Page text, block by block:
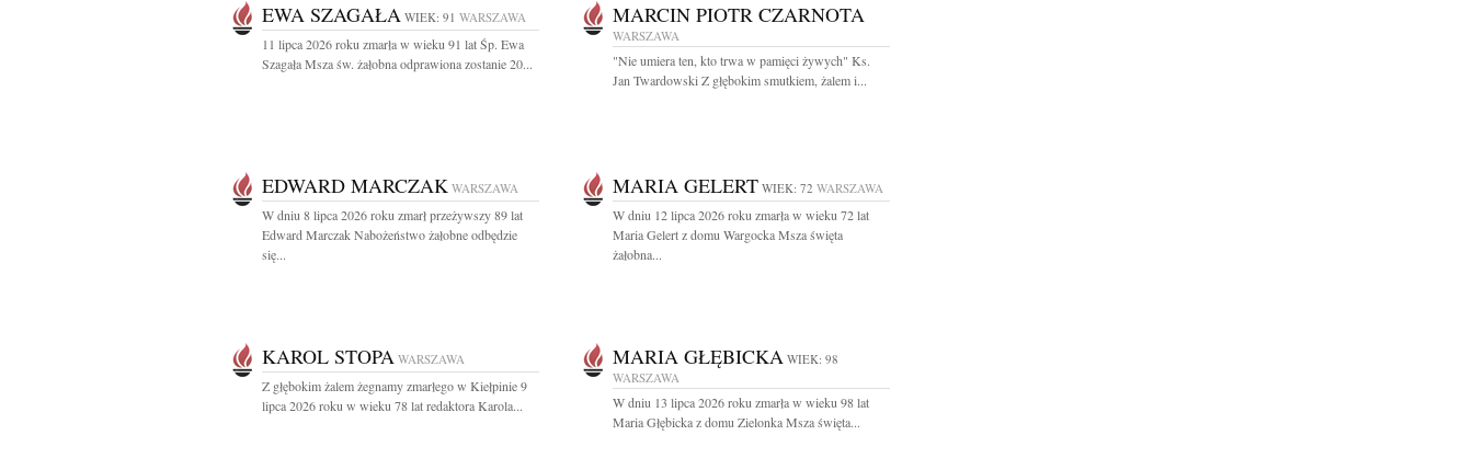
EWA SZAGAŁA WIEK: 91 WARSZAWA
11 lipca 2026 roku zmarła w wieku 91 lat Śp. Ewa
Szagała Msza św. żałobna odprawiona zostanie 20...
MARCIN PIOTR CZARNOTA
WARSZAWA
"Nie umiera ten, kto trwa w pamięci żywych" Ks.
Jan Twardowski Z głębokim smutkiem, żalem i...
EDWARD MARCZAK WARSZAWA
W dniu 8 lipca 2026 roku zmarł przeżywszy 89 lat
Edward Marczak Nabożeństwo żałobne odbędzie
się...
MARIA GELERT WIEK: 72 WARSZAWA
W dniu 12 lipca 2026 roku zmarła w wieku 72 lat
Maria Gelert z domu Wargocka Msza święta
żałobna...
KAROL STOPA WARSZAWA
Z głębokim żalem żegnamy zmarłego w Kiełpinie 9
lipca 2026 roku w wieku 78 lat redaktora Karola...
MARIA GŁĘBICKA WIEK: 98
WARSZAWA
W dniu 13 lipca 2026 roku zmarła w wieku 98 lat
Maria Głębicka z domu Zielonka Msza święta...